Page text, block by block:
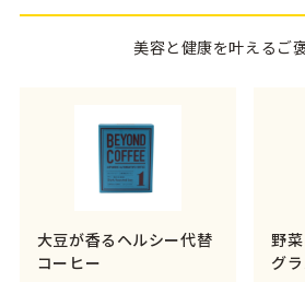
美容と健康を叶えるご
大豆が香るヘルシー代替
コーヒー
野
グ